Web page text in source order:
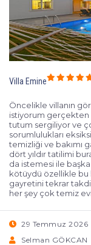
Villa Emine
Öncelikle villanın
istiyorum gerçekten
tutum sergiliyor ve
sorumlulukları
temizliği ve bakımı
dört yıldır tatilimi
da istemesi ile
kötüydü özellikle bu
gayretini tekrar
her şey çok temiz
29 Temmuz 2026
Selman GÖKCAN